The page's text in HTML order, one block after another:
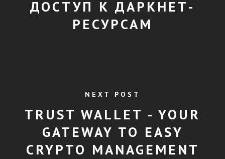
ДОСТУП К ДАРКНЕТ-
РЕСУРСАМ
NEXT POST
TRUST WALLET - YOUR
GATEWAY TO EASY
CRYPTO MANAGEMENT